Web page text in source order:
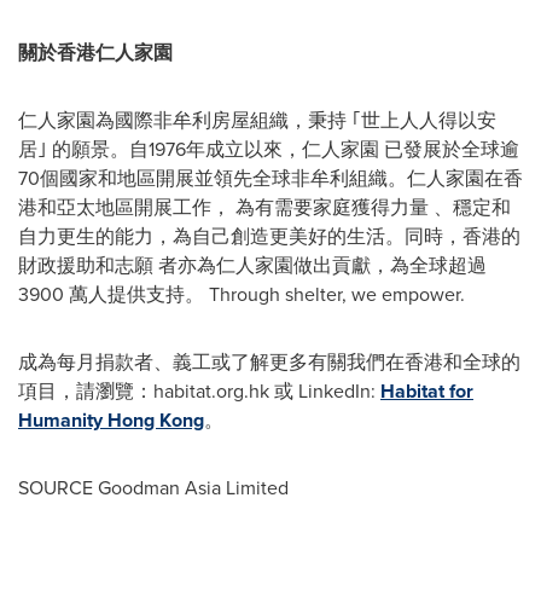
關於香港仁人家園
仁人家園為國際非牟利房屋組織，秉持 ｢世上人人得以安
居｣ 的願景。自1976年成立以來，仁人家園 已發展於全球逾
70個國家和地區開展並領先全球非牟利組織。仁人家園在香
港和亞太地區開展工作， 為有需要家庭獲得力量 、穩定和
自力更生的能力，為自己創造更美好的生活。同時，香港的
財政援助和志願 者亦為仁人家園做出貢獻，為全球超過
3900 萬人提供支持。 Through shelter, we empower.
成為每月捐款者、義工或了解更多有關我們在香港和全球的
項目，請瀏覽：habitat.org.hk 或 LinkedIn: Habitat for
Humanity Hong Kong。
SOURCE Goodman Asia Limited